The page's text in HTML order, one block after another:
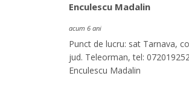
Enculescu Madalin
acum 6 ani
Punct de lucru: sat Tarnava,
jud. Teleorman, tel:
Enculescu Madalin